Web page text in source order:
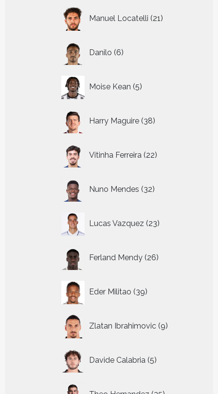
Manuel Locatelli 21
producten
Danilo 6
producten
Moise Kean 5
producten
Harry Maguire 38
producten
Vitinha Ferreira 22
producten
Nuno Mendes 32
producten
Lucas Vazquez 23
producten
Ferland Mendy 26
producten
Eder Militao 39
producten
Zlatan Ibrahimovic 9
producten
Davide Calabria 5
producten